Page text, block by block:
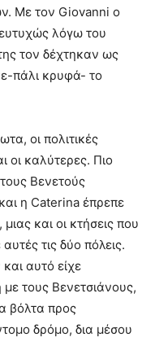
Με τον Giοvanni ο
λόγω του
τον δέχτηκαν ως
πάλι κρυφά- το
οι πολιτικές
οι καλύτερες. Πιο
Βενετούς
η Caterina έπρεπε
και οι κτήσεις που
τις δύο πόλεις.
αυτό είχε
τους Βενετσιάνους,
βόλτα προς
δρόμο, δια μέσου